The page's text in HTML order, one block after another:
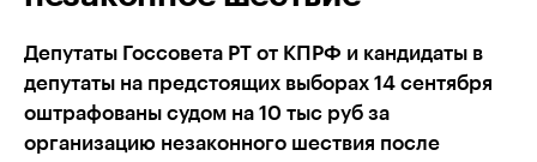
Депутаты Госсовета РТ от КПРФ и кандидаты в
депутаты на предстоящих выборах 14 сентября
оштрафованы судом на 10 тыс руб за
организацию незаконного шествия после